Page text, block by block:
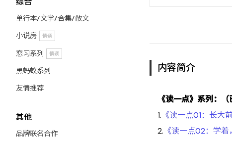
单行本/文学/合集/散文
小说房
慎读
恋习系列 慎读
黑蚂蚁系列
友情推荐
其他
品牌联名合作
内容简介
《读一点》系列：（
1. 《读一点01：长大
2. 《读一点02：学着